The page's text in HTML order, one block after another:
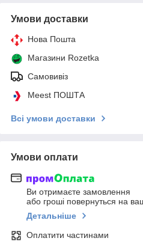
Умови доставки
Нова Пошта
Магазини Rozetka
Самовивіз
Meest ПОШТА
Всі умови доставки
Умови оплати
Ви отримаєте замовлення
або гроші повернуться на
Детальніше
Оплатити частинами